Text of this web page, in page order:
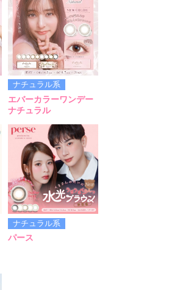
ナチュラル系
エバーカラーワンデー
ナチュラル
ナチュラル系
パース